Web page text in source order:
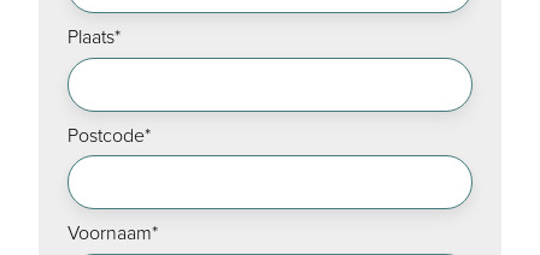
Plaats*
Postcode*
Voornaam*